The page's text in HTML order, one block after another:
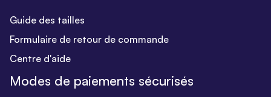
Guide des tailles
Formulaire de retour de commande
Centre d'aide
Modes de paiements sécurisés